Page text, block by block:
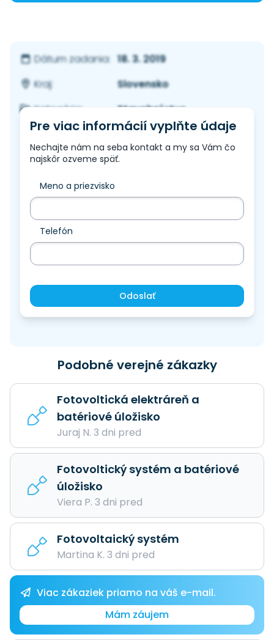
Dátum zadania: 18. 3. 2019
Kraj:
Slovensko
Kategória:
Stavebníctvo
Pre viac informácií vyplňte údaje
Nechajte nám na seba kontakt a my sa Vám čo
najskôr ozveme späť.
Meno a priezvisko
Telefón
Odoslať
Podobné verejné zákazky
Fotovoltická elektráreň a
batériové úložisko
Juraj N. 3 dni pred
Fotovoltický systém a batériové
úložisko
Viera P. 3 dni pred
Fotovoltaický systém
Martina K. 3 dni pred
Viac zákaziek priamo na váš e-mail.
Mám záujem